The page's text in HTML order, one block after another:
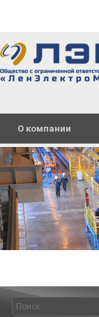
О компании